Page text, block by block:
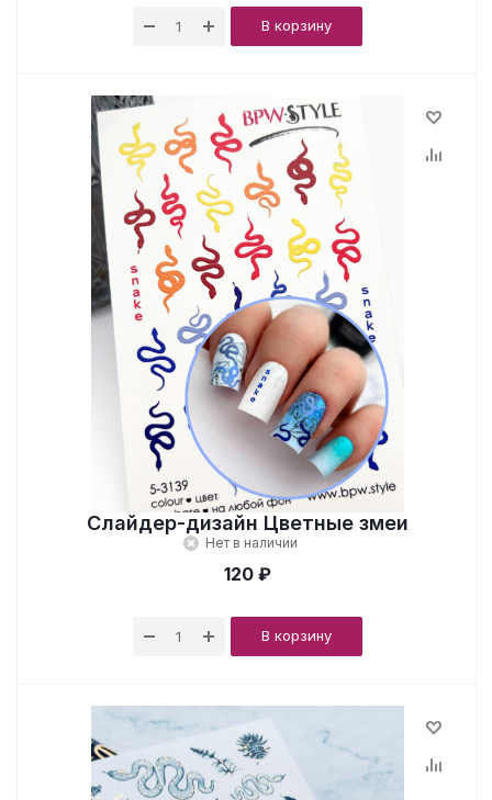
В корзину
Слайдер-дизайн Цветные змеи
Нет в наличии
120 ₽
В корзину